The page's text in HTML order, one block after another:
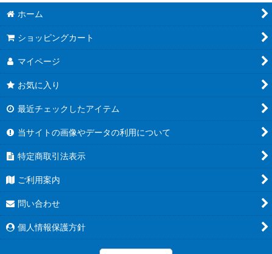
ホーム
ショッピングカート
マイページ
お気に入り
最近チェックしたアイテム
当サイトの画像やデータの利用について
特定商取引法表示
ご利用案内
問い合わせ
個人情報保護方針